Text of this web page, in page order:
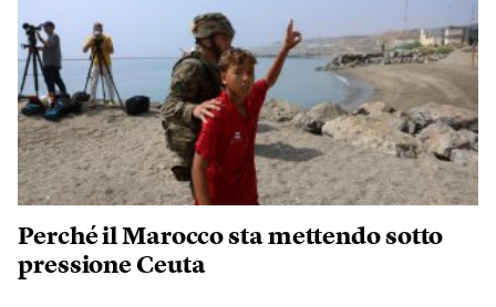
Perché il Marocco sta mettendo sotto
pressione Ceuta